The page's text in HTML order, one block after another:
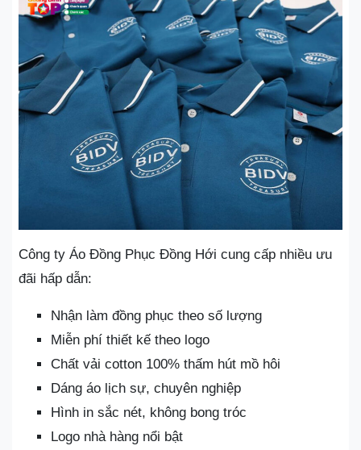
Công ty Áo Đồng Phục Đồng Hới cung cấp nhiều ưu
đãi hấp dẫn:
Nhận làm đồng phục theo số lượng
Miễn phí thiết kế theo logo
Chất vải cotton 100% thấm hút mồ hôi
Dáng áo lịch sự, chuyên nghiệp
Hình in sắc nét, không bong tróc
Logo nhà hàng nổi bật